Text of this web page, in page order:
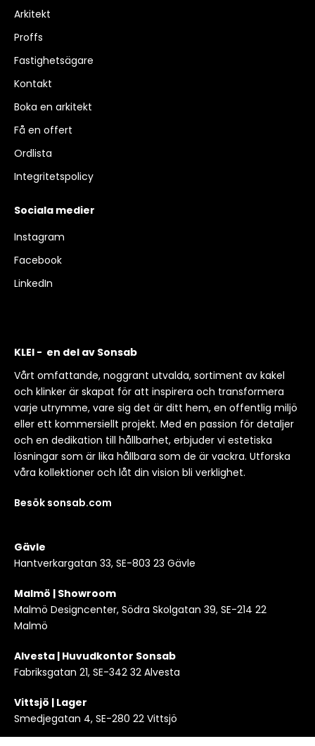
Arkitekt
Proffs
Fastighetsägare
Kontakt
Boka en arkitekt
Få en offert
Ordlista
Integritetspolicy
Sociala medier
Instagram
Facebook
LinkedIn
KLEI - en del av Sonsab
Vårt omfattande, noggrant utvalda, sortiment av kakel
och klinker är skapat för att inspirera och transformera
varje utrymme, vare sig det är ditt hem, en offentlig miljö
eller ett kommersiellt projekt. Med en passion för detaljer
och en dedikation till hållbarhet, erbjuder vi estetiska
lösningar som är lika hållbara som de är vackra. Utforska
våra kollektioner och låt din vision bli verklighet.
Besök sonsab.com
Gävle
Hantverkargatan 33, SE-803 23 Gävle
Malmö | Showroom
Malmö Designcenter, Södra Skolgatan 39, SE-214 22
Malmö
Alvesta | Huvudkontor Sonsab
Fabriksgatan 21, SE-342 32 Alvesta
Vittsjö | Lager
Smedjegatan 4, SE-280 22 Vittsjö